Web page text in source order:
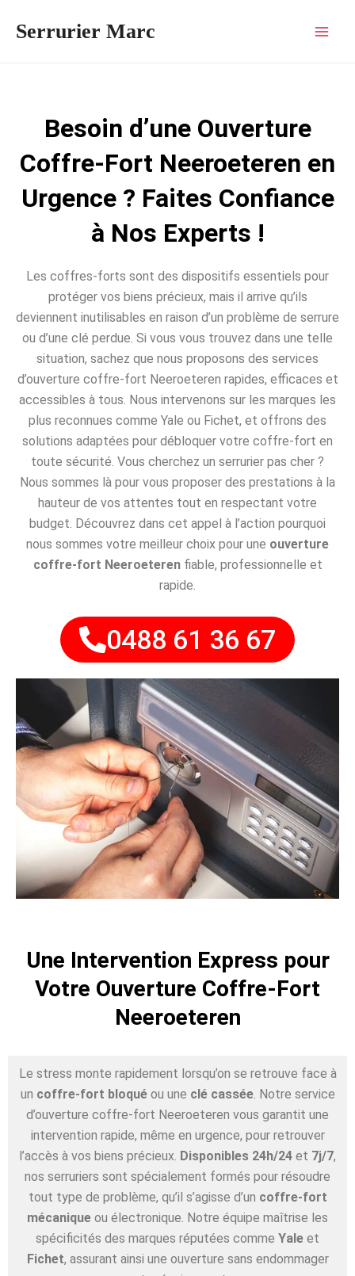
Serrurier Marc
Besoin d’une Ouverture
Coffre-Fort Neeroeteren en
Urgence ? Faites Confiance
à Nos Experts !
Les coffres-forts sont des dispositifs essentiels pour
protéger vos biens précieux, mais il arrive qu’ils
deviennent inutilisables en raison d’un problème de serrure
ou d’une clé perdue. Si vous vous trouvez dans une telle
situation, sachez que nous proposons des services
d’ouverture coffre-fort Neeroeteren rapides, efficaces et
accessibles à tous. Nous intervenons sur les marques les
plus reconnues comme Yale ou Fichet, et offrons des
solutions adaptées pour débloquer votre coffre-fort en
toute sécurité. Vous cherchez un serrurier pas cher ?
Nous sommes là pour vous proposer des prestations à la
hauteur de vos attentes tout en respectant votre
budget. Découvrez dans cet appel à l’action pourquoi
nous sommes votre meilleur choix pour une ouverture
coffre-fort Neeroeterenfiable, professionnelle et
rapide.
0488 61 36 67
Une Intervention Express pour
Votre Ouverture Coffre-Fort
Neeroeteren
Le stress monte rapidement lorsqu’on se retrouve face à
un coffre-fort bloquéou une clé cassée. Notre service
d’ouverture coffre-fort Neeroeteren vous garantit une
intervention rapide, même en urgence, pour retrouver
l’accès à vos biens précieux. Disponibles 24h/24 et 7j/7,
nos serruriers sont spécialement formés pour résoudre
tout type de problème, qu’il s’agisse d’un coffre-fort
mécanique ou électronique. Notre équipe maîtrise les
spécificités des marques réputées comme Yale et
Fichet, assurant ainsi une ouverture sans endommager